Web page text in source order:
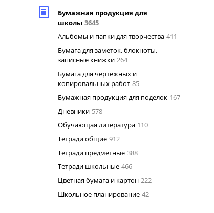
Бумажная продукция для
школы 3645
Альбомы и папки для творчества 411
Бумага для заметок, блокноты,
записные книжки 264
Бумага для чертежных и
копировальных работ 85
Бумажная продукция для поделок 167
Дневники 578
Обучающая литература 110
Тетради общие 912
Тетради предметные 388
Тетради школьные 466
Цветная бумага и картон 222
Школьное планирование 42